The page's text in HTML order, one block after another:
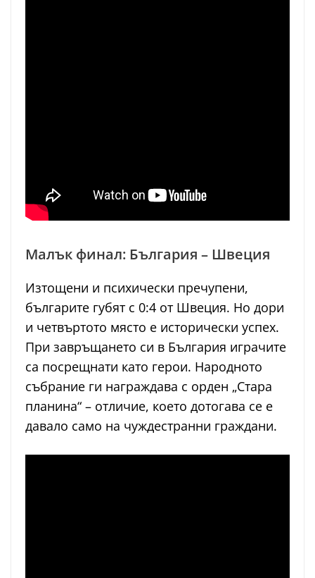
Малък финал: България – Швеция
Изтощени и психически пречупени,
българите губят с 0:4 от Швеция. Но дори
и четвъртото място е исторически успех.
При завръщането си в България играчите
са посрещнати като герои. Народното
събрание ги награждава с орден „Стара
планина“ – отличие, което дотогава се е
давало само на чуждестранни граждани.